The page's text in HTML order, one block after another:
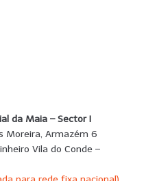
da Maia – Sector I
Moreira, Armazém 6
Vila do Conde –